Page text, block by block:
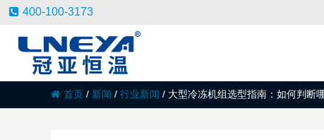
400-100-3173
首页 / 新闻 / 行业新闻 / 大型冷冻机组选型指南：如何判断